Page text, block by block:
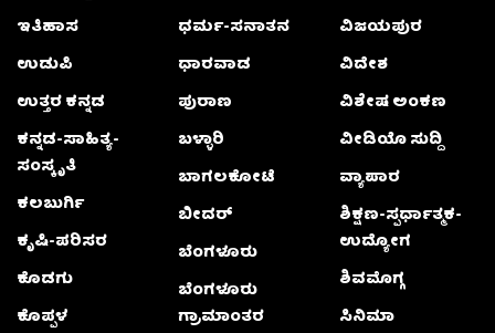
ಇತಿಹಾಸ
ಉಡುಪಿ
ಉತ್ತರ ಕನ್ನಡ
ಕನ್ನಡ-ಸಾಹಿತ್ಯ-
ಸಂಸ್ಕೃತಿ
ಕಲಬುರ್ಗಿ
ಕೃಷಿ-ಪರಿಸರ
ಕೊಡಗು
ಕೊಪ್ಪಳ
ಧರ್ಮ-ಸನಾತನ
ಧಾರವಾಡ
ಪುರಾಣ
ಬಳ್ಳಾರಿ
ಬಾಗಲಕೋಟೆ
ಬೀದರ್
ಬೆಂಗಳೂರು
ಬೆಂಗಳೂರು
ಗ್ರಾಮಾಂತರ
ವಿಜಯಪುರ
ವಿದೇಶ
ವಿಶೇಷ ಅಂಕಣ
ವೀಡಿಯೊ ಸುದ್ದಿ
ವ್ಯಾಪಾರ
ಶಿಕ್ಷಣ-ಸ್ಪರ್ಧಾತ್ಮಕ-
ಉದ್ಯೋಗ
ಶಿವಮೊಗ್ಗ
ಸಿನಿಮಾ